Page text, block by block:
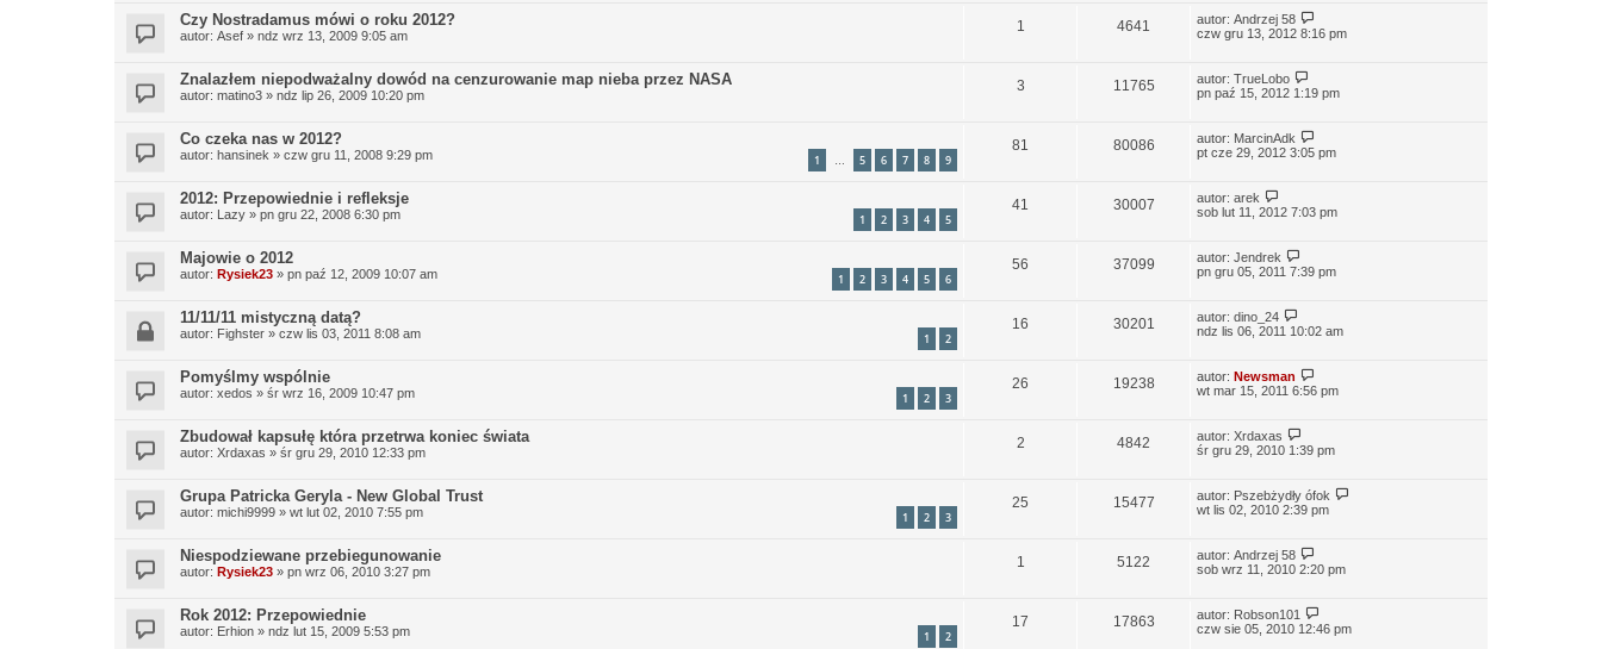
Czy Nostradamus mówi o roku 2012?
autor: Asef » ndz wrz 13, 2009 9:05 am
1 4641 autor: Andrzej 58
czw gru 13, 2012 8:16 pm
Znalazłem niepodważalny dowód na cenzurowanie map nieba przez NASA
autor: matino3 » ndz lip 26, 2009 10:20 pm
3 11765 autor: TrueLobo
pn paź 15, 2012 1:19 pm
Co czeka nas w 2012?
autor: hansinek » czw gru 11, 2008 9:29 pm 1 … 5 6 7 8 9
81 80086 autor: MarcinAdk
pt cze 29, 2012 3:05 pm
2012: Przepowiednie i refleksje
autor: Lazy » pn gru 22, 2008 6:30 pm 1 2 3 4 5
41 30007 autor: arek
sob lut 11, 2012 7:03 pm
Majowie o 2012
autor: Rysiek23 » pn paź 12, 2009 10:07 am 1 2 3 4 5 6
56 37099 autor: Jendrek
pn gru 05, 2011 7:39 pm
11/11/11 mistyczną datą?
autor: Fighster » czw lis 03, 2011 8:08 am 1 2
16 30201 autor: dino_24
ndz lis 06, 2011 10:02 am
Pomyślmy wspólnie
autor: xedos » śr wrz 16, 2009 10:47 pm 1 2 3
26 19238 autor: Newsman
wt mar 15, 2011 6:56 pm
Zbudował kapsułę która przetrwa koniec świata
autor: Xrdaxas » śr gru 29, 2010 12:33 pm
2 4842 autor: Xrdaxas
śr gru 29, 2010 1:39 pm
Grupa Patricka Geryla - New Global Trust
autor: michi9999 » wt lut 02, 2010 7:55 pm 1 2 3
25 15477 autor: Pszebżydły ófok
wt lis 02, 2010 2:39 pm
Niespodziewane przebiegunowanie
autor: Rysiek23 » pn wrz 06, 2010 3:27 pm
1 5122 autor: Andrzej 58
sob wrz 11, 2010 2:20 pm
Rok 2012: Przepowiednie
autor: Erhion » ndz lut 15, 2009 5:53 pm 1 2
17 17863 autor: Robson101
czw sie 05, 2010 12:46 pm